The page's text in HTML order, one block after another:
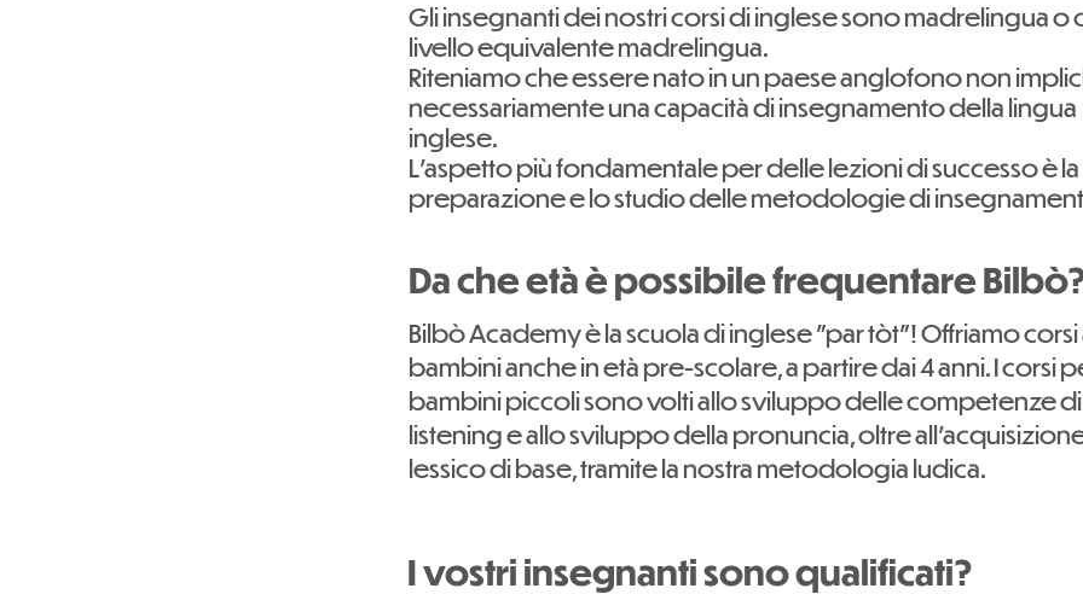
Gli insegnanti dei nostri corsi di inglese sono madrelingua o
livello equivalente madrelingua.
Riteniamo che essere nato in un paese anglofono non
necessariamente una capacità di insegnamento della lingua
inglese.
L'aspetto più fondamentale per delle lezioni di successo è la
preparazione e lo studio delle metodologie di
Da che età è possibile frequentare
Bilbò Academy è la scuola di inglese "par tòt"! Offriamo corsi
bambini anche in età pre-scolare, a partire dai 4 anni. I corsi
bambini piccoli sono volti allo sviluppo delle competenze di
listening e allo sviluppo della pronuncia, oltre
lessico di base, tramite la nostra metodologia ludica.
I vostri insegnanti sono qualificati?